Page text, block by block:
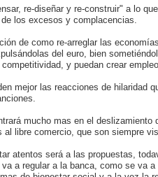
re-diseñar y re-construir" a lo
los excesos y complacencias.
de como re-arreglar las
del euro, bien
y puedan crear empleo.
mejor las reacciones de hilaridad
mucho mas en el
al libre comercio, que son siempre
atentos será a las propuestas,
a regular a la banca, como se va